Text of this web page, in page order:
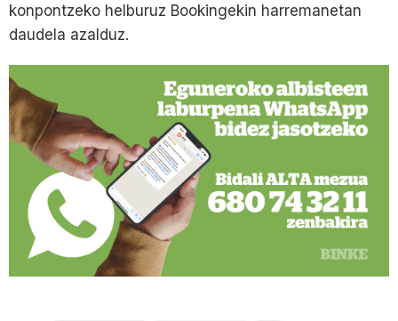
konpontzeko helburuz Bookingekin harremanetan
daudela azalduz.